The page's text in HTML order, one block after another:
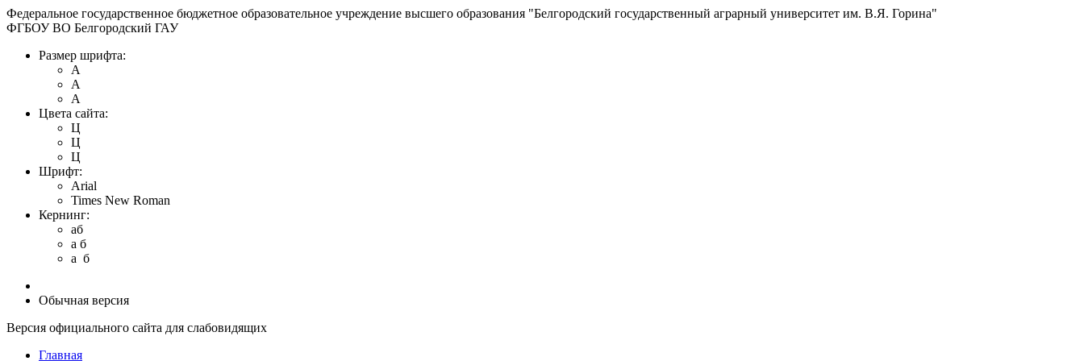
Федеральное государственное бюджетное образовательное учреждение высшего образования "Белгородский государственный аграрный университет им. В.Я. Горина"
ФГБОУ ВО Белгородский ГАУ
Размер шрифта:
A
A
A
Цвета сайта:
Ц
Ц
Ц
Шрифт:
Arial
Times New Roman
Кернинг:
aб
a б
a б
Обычная версия
Версия официального сайта для слабовидящих
Главная